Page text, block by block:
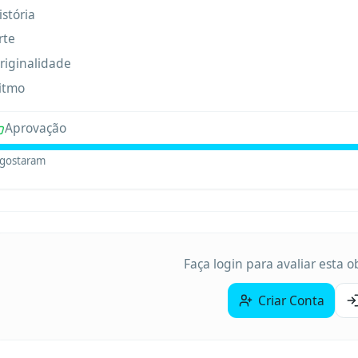
Aprovação
gostaram
Faça login para avaliar esta
Criar Conta